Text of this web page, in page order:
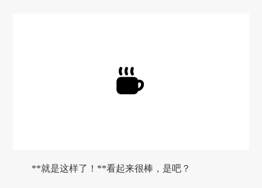
**就是这样了！**看起来很棒，是吧？